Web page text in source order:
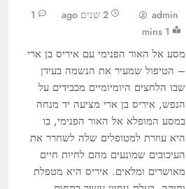
admin 2 שנים ago
1
1 mins
מסע אל האור הפנימי עם איריס בן ארי
– הטיפול שמעיר את הנשמה בעידן
שבו הלחצים היומיומיים מכבידים על
הנפש, איריס בן ארי מציעה יד מנחה
במסע המופלא אל האור הפנימי, בו
היא עוזרת למטופלים שלה לשחרר את
העיכובים שמונעים מהם לחיות חיים
מאושרים ומלאים. איריס היא מטפלת